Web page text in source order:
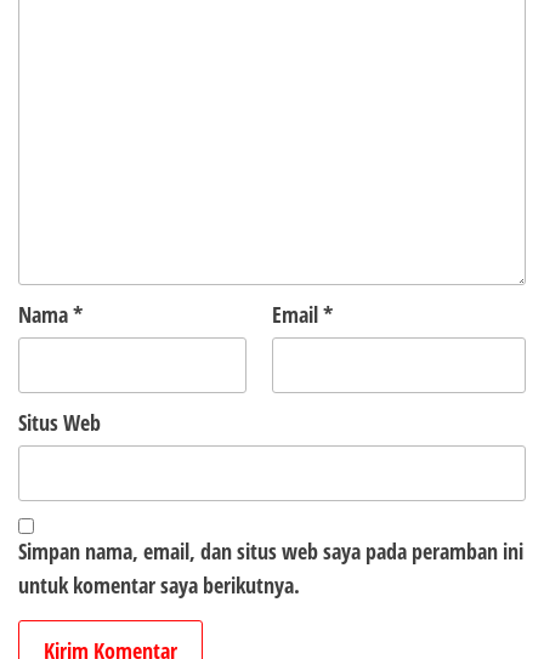
Nama* Email*
Situs Web
Simpan nama, email, dan situs web saya pada peramban ini
untuk komentar saya berikutnya.